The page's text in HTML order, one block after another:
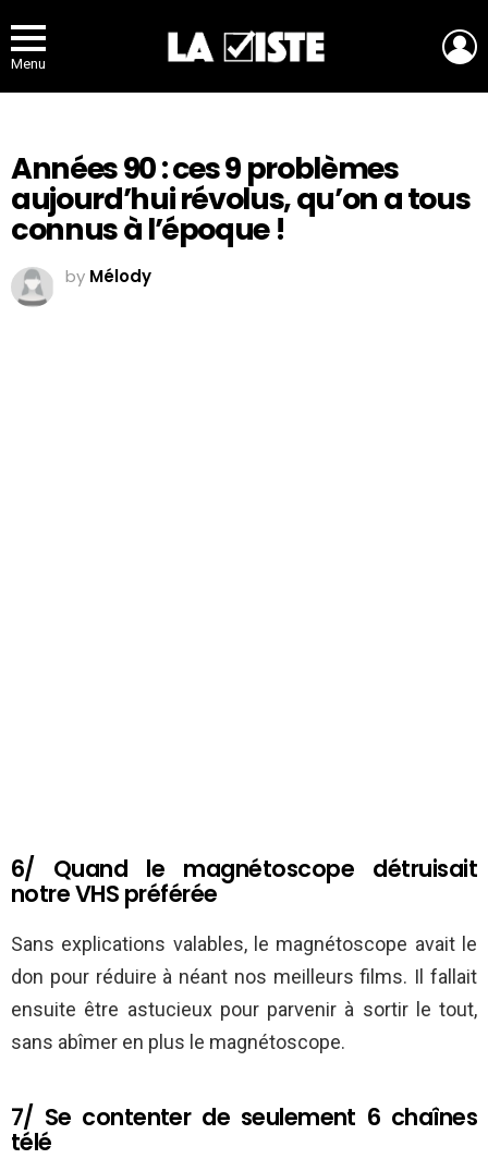
Menu
Années 90 : ces 9 problèmes
aujourd’hui révolus, qu’on a tous
connus à l’époque !
by Mélody
6/ Quand le magnétoscope détruisait
notre VHS préférée
Sans explications valables, le magnétoscope avait le
don pour réduire à néant nos meilleurs films. Il fallait
ensuite être astucieux pour parvenir à sortir le tout,
sans abîmer en plus le magnétoscope.
7/ Se contenter de seulement 6 chaînes
télé